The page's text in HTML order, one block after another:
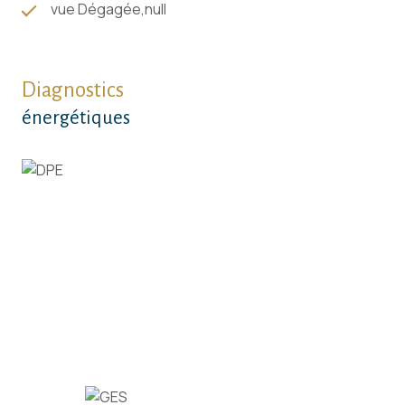
acheter, louer ou vendre son bien immobilier.
vue Dégagée,null
Diagnostics
énergétiques